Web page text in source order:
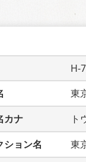
H-
東
カナ
ト
ション名
東